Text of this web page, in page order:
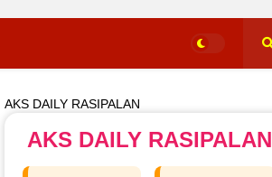
AKS DAILY RASIPALAN
AKS DAILY RASIPALAN